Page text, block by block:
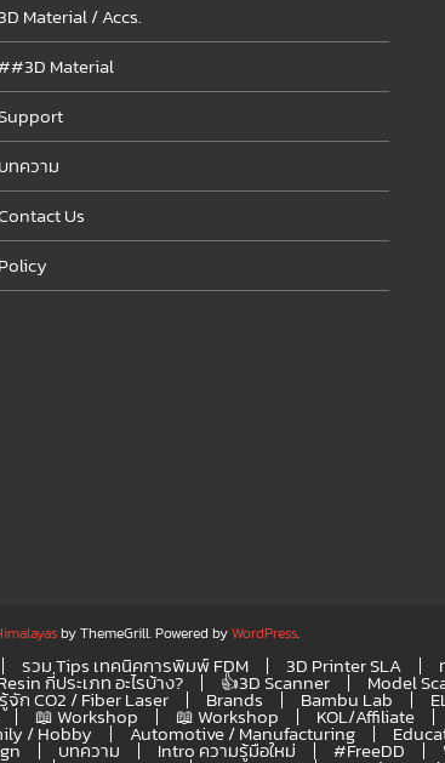
Material / Accs.
Material
บทความ
Us
Policy
by ThemeGrill. Powered byWordPress.
รวม Tips เทคนิคการพิมพ์ FDM 3D Printer SLA
กี่ประเภท อะไรบ้าง? 👍3D Scanner Model
จัก CO2 / Fiber Laser Brands Bambu Lab
📖 Workshop 📖 Workshop KOL/Affiliate
/ Hobby Automotive / Manufacturing
บทความ Intro ความรู้มือใหม่ #FreeDD